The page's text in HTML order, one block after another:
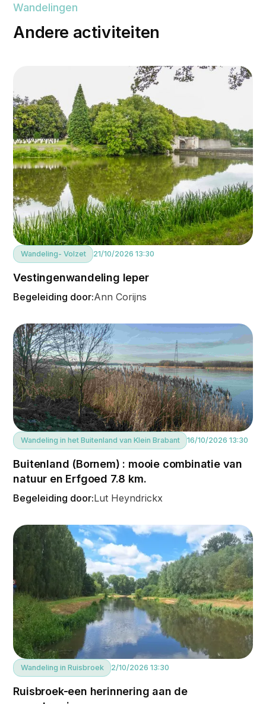
Wandelingen
Andere activiteiten
Wandeling- Volzet 21/10/2026 13:30
Vestingenwandeling Ieper
Begeleiding door:Ann Corijns
Wandeling in het Buitenland van Klein Brabant 16/10/2026 13:30
Buitenland (Bornem) : mooie combinatie van
natuur en Erfgoed 7.8 km.
Begeleiding door:Lut Heyndrickx
Wandeling in Ruisbroek 2/10/2026 13:30
Ruisbroek-een herinnering aan de